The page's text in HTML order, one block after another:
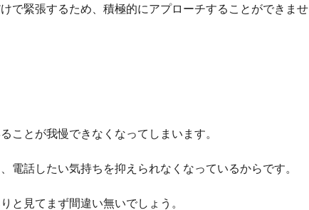
で緊張するため、積極的にアプローチすることができませ
ことが我慢できなくなってしまいます。
電話したい気持ちを抑えられなくなっているからです。
と見てまず間違い無いでしょう。